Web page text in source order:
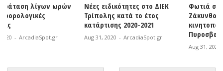
Νέες ειδικότητες στο ΔΙΕΚ
Τρίπολης κατά το έτος
Aug 31, 2020 - ArcadiaSpot.gr
Φωτιά σε εξέλιξη στη
Ζάκυνθο | Άμεση
κινητοποίηση της
Πυροσβεστικής
ArcadiaSpot.gr